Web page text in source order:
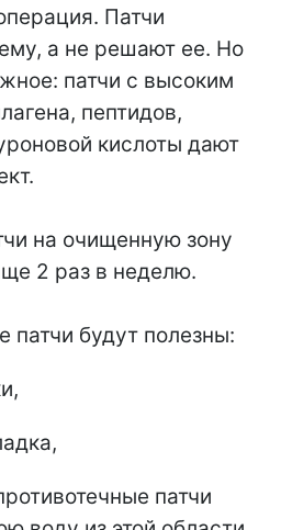
Патчи
а не решают ее. Но
патчи с высоким
пептидов,
кислоты дают
на очищенную зону
2 раз в неделю.
патчи будут полезны:
патчи